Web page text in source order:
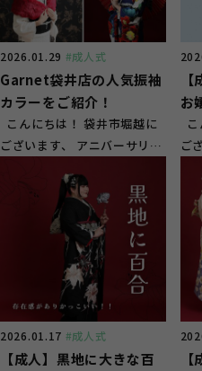
2026.01.29 #成人式
Garnet袋井店の人気振袖
カラーをご紹介！
こんにちは！ 袋井市堀越に
ございます、 アニバーサリー
お
成
ご
で
2026.01.17 #成人式
【成人】黒地に大きな百